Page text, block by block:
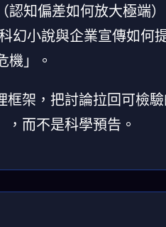
認知偏差如何放大極端）
幻小說與企業宣傳如何
機」。
框架，把討論拉回可檢
而不是科學預告。